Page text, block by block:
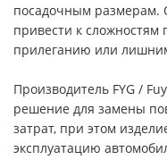
посадочным
привести к
прилеганию или
Производитель FYG /
решение для замены
затрат, при этом
эксплуатацию